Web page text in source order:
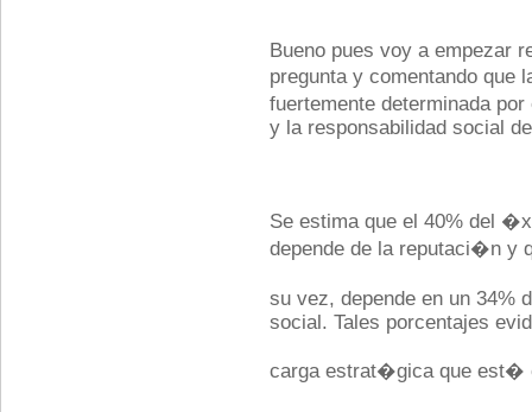
Bueno pues voy a empezar
pregunta y comentando
fuertemente determinada
y la responsabilidad social
Se estima que el 40% del
depende de la reputaci�n y
su vez, depende en un 34%
social. Tales porcentajes
carga estrat�gica que est�